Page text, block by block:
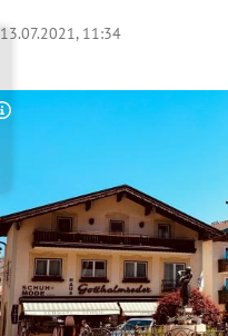
Untermenü
Untermenü
Untermenü
Untermenü
13.07.2021, 11:34
Copyright-Hinweis öffnen/